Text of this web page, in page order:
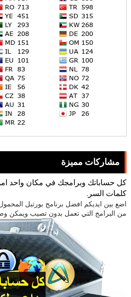
مشاركات مميزة
كل حساباتك وبرامجك في مكان واحد
كلمات السر.
اضع بين ايديكم افضل برنامج بورتبل
من البرامج التي تعمل بدون تصيب ويمكن